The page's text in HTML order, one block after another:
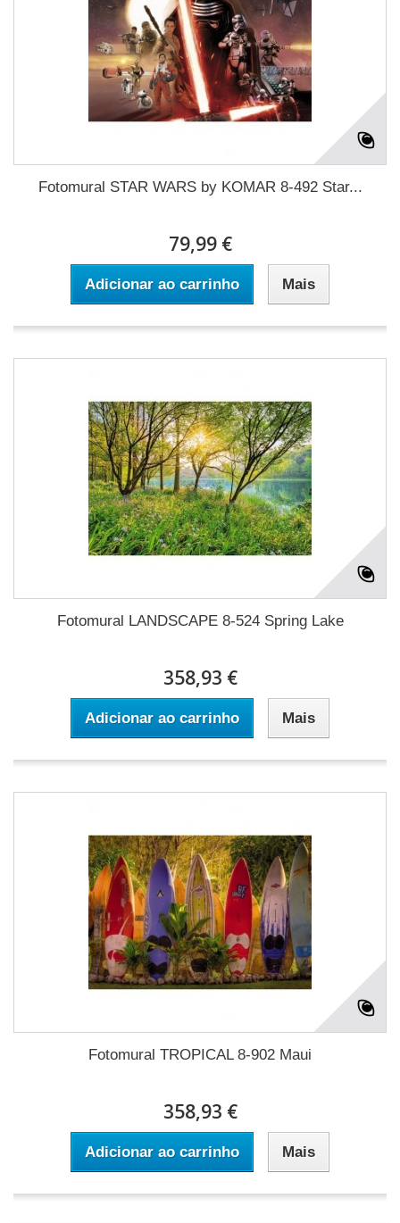
Fotomural STAR WARS by KOMAR 8-492 Star...
79,99 €
Adicionar ao carrinho Mais
Fotomural LANDSCAPE 8-524 Spring Lake
358,93 €
Adicionar ao carrinho Mais
Fotomural TROPICAL 8-902 Maui
358,93 €
Adicionar ao carrinho Mais